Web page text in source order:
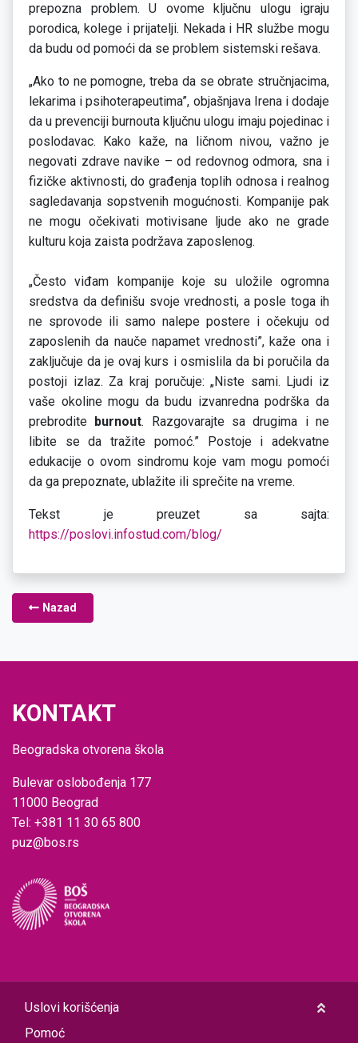
prepozna problem. U ovome ključnu ulogu igraju
porodica, kolege i prijatelji. Nekada i HR službe mogu
da budu od pomoći da se problem sistemski rešava.
„Ako to ne pomogne, treba da se obrate stručnjacima,
lekarima i psihoterapeutima”, objašnjava Irena i dodaje
da u prevenciji burnouta ključnu ulogu imaju pojedinac i
poslodavac. Kako kaže, na ličnom nivou, važno je
negovati zdrave navike – od redovnog odmora, sna i
fizičke aktivnosti, do građenja toplih odnosa i realnog
sagledavanja sopstvenih mogućnosti. Kompanije pak
ne mogu očekivati motivisane ljude ako ne grade
kulturu koja zaista podržava zaposlenog.
„Često viđam kompanije koje su uložile ogromna
sredstva da definišu svoje vrednosti, a posle toga ih
ne sprovode ili samo nalepe postere i očekuju od
zaposlenih da nauče napamet vrednosti”, kaže ona i
zaključuje da je ovaj kurs i osmislila da bi poručila da
postoji izlaz. Za kraj poručuje: „Niste sami. Ljudi iz
vaše okoline mogu da budu izvanredna podrška da
prebrodite
burnout. Razgovarajte sa drugima i ne
libite se da tražite pomoć.” Postoje i adekvatne
edukacije o ovom sindromu koje vam mogu pomoći
da ga prepoznate, ublažite ili sprečite na vreme.
Tekst je preuzet sa sajta:
https://poslovi.infostud.com/blog/
Nazad
KONTAKT
Beogradska otvorena škola
Bulevar oslobođenja 177
11000 Beograd
Tel: +381 11 30 65 800
puz@bos.rs
Uslovi korišćenja
Pomoć